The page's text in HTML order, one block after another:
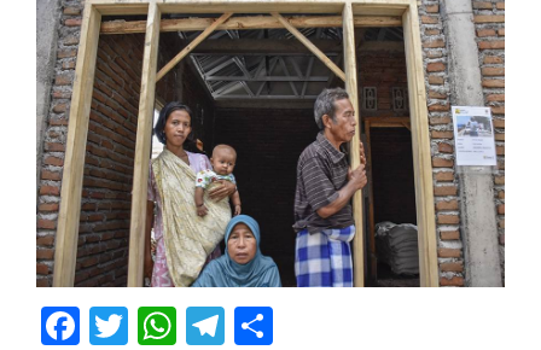
Facebook
Twitter
WhatsApp
Telegram